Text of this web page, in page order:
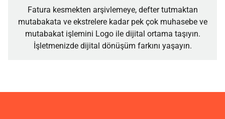
Fatura kesmekten arşivlemeye, defter tutmaktan
mutabakata ve ekstrelere kadar pek çok muhasebe ve
mutabakat işlemini Logo ile dijital ortama taşıyın.
İşletmenizde dijital dönüşüm farkını yaşayın.